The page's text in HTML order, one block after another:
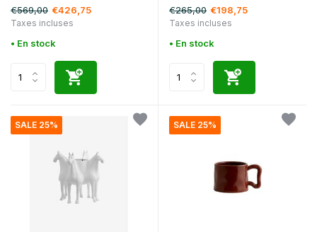
€569,00 €426,75
Taxes incluses
• En stock
€265,00 €198,75
Taxes incluses
• En stock
SALE 25% SALE 25%